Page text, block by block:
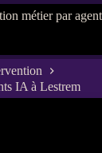
IA à Lestrem